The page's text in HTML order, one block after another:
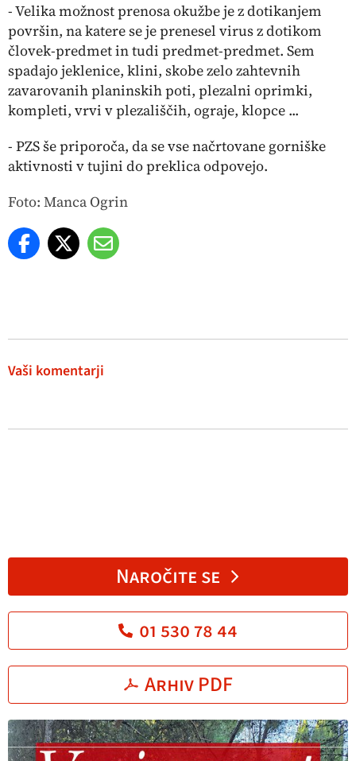
- Velika možnost prenosa okužbe je z dotikanjem
površin, na katere se je prenesel virus z dotikom
človek-predmet in tudi predmet-predmet. Sem
spadajo jeklenice, klini, skobe zelo zahtevnih
zavarovanih planinskih poti, plezalni oprimki,
kompleti, vrvi v plezališčih, ograje, klopce ...
- PZS še priporoča, da se vse načrtovane gorniške
aktivnosti v tujini do preklica odpovejo.
Foto: Manca Ogrin
Vaši komentarji
Naročite se
01 530 78 44
Arhiv PDF